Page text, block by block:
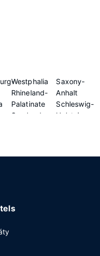
Westphalia
Rhineland-
Palatinate
Saarland
Saxony-
Anhalt
Schleswig-
Holstein